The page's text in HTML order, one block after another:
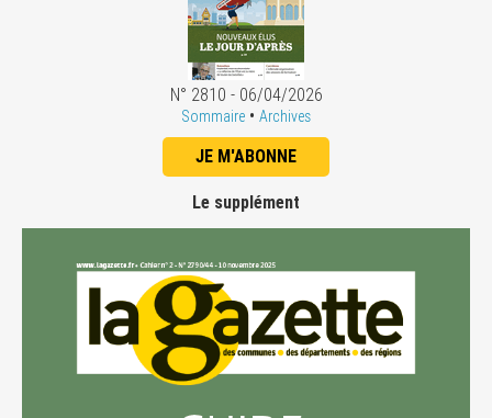
N° 2810 - 06/04/2026
Sommaire • Archives
JE M'ABONNE
Le supplément